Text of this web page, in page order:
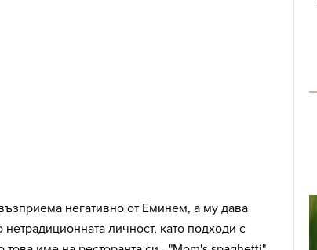
негативно от Еминем, а му дава
личност, като подходи с